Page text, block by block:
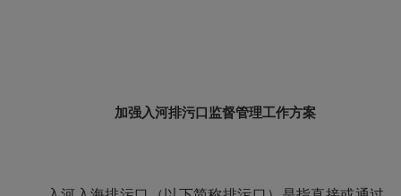
加强入河排污口监督管理工作方案